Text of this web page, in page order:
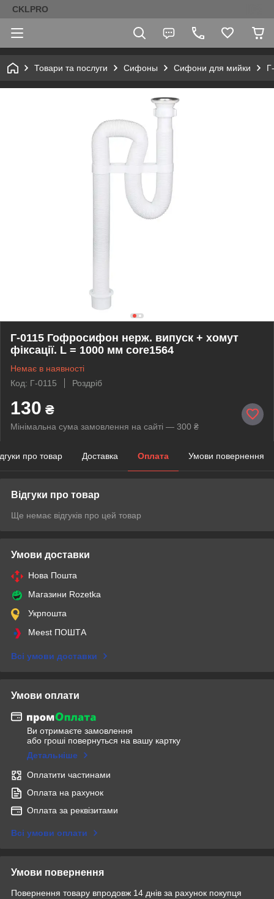
CKLPRO
Товари та послуги Сифоны Сифони для мийки
Г-0115 Гофросифон нерж. випуск + хомут
фіксації. L = 1000 мм core1564
Немає в наявності
Код: Г-0115
Роздріб
130 ₴
Мінімальна сума замовлення на сайті — 300 ₴
про товар Доставка Оплата Умови повернення
Відгуки про товар
Ще немає відгуків про цей товар
Умови доставки
Нова Пошта
Магазини Rozetka
Укрпошта
Meest ПОШТА
Всі умови доставки
Умови оплати
Ви отримаєте замовлення
або гроші повернуться на вашу картку
Детальніше
Оплатити частинами
Оплата на рахунок
Оплата за реквізитами
Всі умови оплати
Умови повернення
Повернення товару впродовж 14 днів за рахунок покупця